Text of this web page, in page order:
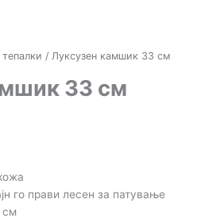
/ Луксузен камшик 33 см
33 см
го прави лесен за патување
см